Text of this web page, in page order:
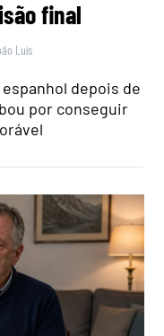
final
Luís
depois de
por conseguir